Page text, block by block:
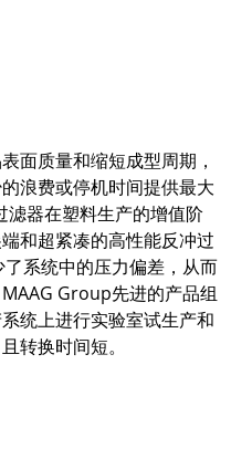
面质量和缩短成型周期，
浪费或停机时间提供最大
器在塑料生产的增值阶
和超紧凑的高性能反冲过
了系统中的压力偏差，从而
Group先进的产品组
统上进行实验室试生产和
转换时间短。